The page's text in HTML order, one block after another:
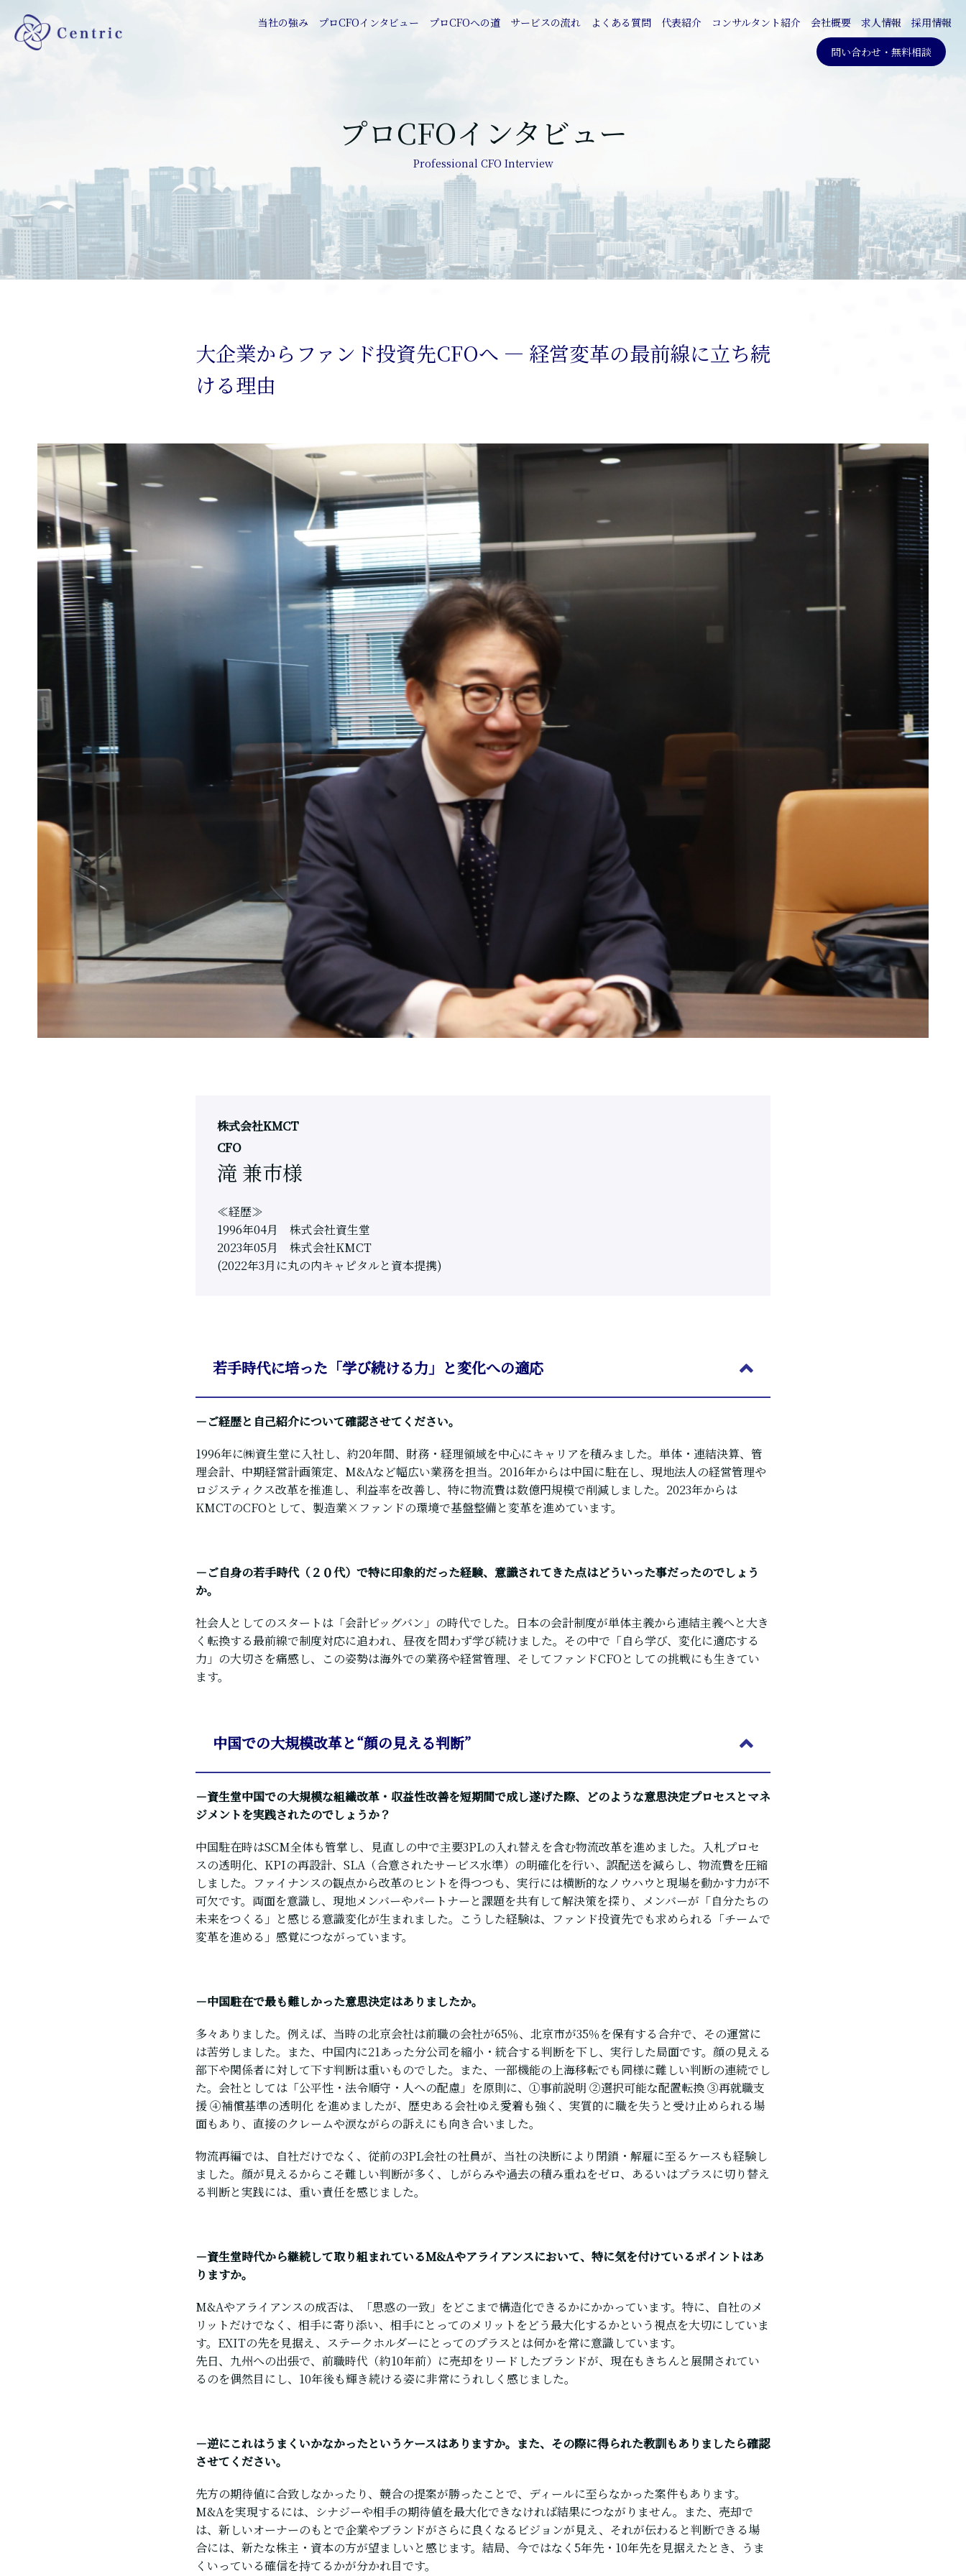
当社の強み プロCFOインタビュー プロCFOへの道 サービスの流れ よくある質問 代表紹介 コンサルタント紹介 会社概要 求人情報 採用情報
問い合わせ・無料相談
プロCFOインタビュー
Professional CFO Interview
大企業からファンド投資先CFOへ ― 経営変革の最前線に立ち続
ける理由
株式会社KMCT
CFO
滝 兼市様
≪経歴≫
1996年04月 株式会社資生堂
2023年05月 株式会社KMCT
(2022年3月に丸の内キャピタルと資本提携)
若手時代に培った「学び続ける力」と変化への適応
－ご経歴と自己紹介について確認させてください。
1996年に㈱資生堂に入社し、約20年間、財務・経理領域を中心にキャリアを積みました。単体・連結決算、管
理会計、中期経営計画策定、M&Aなど幅広い業務を担当。2016年からは中国に駐在し、現地法人の経営管理や
ロジスティクス改革を推進し、利益率を改善し、特に物流費は数億円規模で削減しました。2023年からは
KMCTのCFOとして、製造業×ファンドの環境で基盤整備と変革を進めています。
－ご自身の若手時代（２０代）で特に印象的だった経験、意識されてきた点はどういった事だったのでしょう
か。
社会人としてのスタートは「会計ビッグバン」の時代でした。日本の会計制度が単体主義から連結主義へと大き
く転換する最前線で制度対応に追われ、昼夜を問わず学び続けました。その中で「自ら学び、変化に適応する
力」の大切さを痛感し、この姿勢は海外での業務や経営管理、そしてファンドCFOとしての挑戦にも生きてい
ます。
中国での大規模改革と“顔の見える判断”
－資生堂中国での大規模な組織改革・収益性改善を短期間で成し遂げた際、どのような意思決定プロセスとマネ
ジメントを実践されたのでしょうか？
中国駐在時はSCM全体も管掌し、見直しの中で主要3PLの入れ替えを含む物流改革を進めました。入札プロセ
スの透明化、KPIの再設計、SLA（合意されたサービス水準）の明確化を行い、誤配送を減らし、物流費を圧縮
しました。ファイナンスの観点から改革のヒントを得つつも、実行には横断的なノウハウと現場を動かす力が不
可欠です。両面を意識し、現地メンバーやパートナーと課題を共有して解決策を探り、メンバーが「自分たちの
未来をつくる」と感じる意識変化が生まれました。こうした経験は、ファンド投資先でも求められる「チームで
変革を進める」感覚につながっています。
－中国駐在で最も難しかった意思決定はありましたか。
多々ありました。例えば、当時の北京会社は前職の会社が65％、北京市が35％を保有する合弁で、その運営に
は苦労しました。また、中国内に21あった分公司を縮小・統合する判断を下し、実行した局面です。顔の見える
部下や関係者に対して下す判断は重いものでした。また、一部機能の上海移転でも同様に難しい判断の連続でし
た。会社としては「公平性・法令順守・人への配慮」を原則に、①事前説明 ②選択可能な配置転換 ③再就職支
援 ④補償基準の透明化 を進めましたが、歴史ある会社ゆえ愛着も強く、実質的に職を失うと受け止められる場
面もあり、直接のクレームや涙ながらの訴えにも向き合いました。
物流再編では、自社だけでなく、従前の3PL会社の社員が、当社の決断により閉鎖・解雇に至るケースも経験し
ました。顔が見えるからこそ難しい判断が多く、しがらみや過去の積み重ねをゼロ、あるいはプラスに切り替え
る判断と実践には、重い責任を感じました。
－資生堂時代から継続して取り組まれているM&Aやアライアンスにおいて、特に気を付けているポイントはあ
りますか。
M&Aやアライアンスの成否は、「思惑の一致」をどこまで構造化できるかにかかっています。特に、自社のメ
リットだけでなく、相手に寄り添い、相手にとってのメリットをどう最大化するかという視点を大切にしていま
す。EXITの先を見据え、ステークホルダーにとってのプラスとは何かを常に意識しています。
先日、九州への出張で、前職時代（約10年前）に売却をリードしたブランドが、現在もきちんと展開されてい
るのを偶然目にし、10年後も輝き続ける姿に非常にうれしく感じました。
－逆にこれはうまくいかなかったというケースはありますか。また、その際に得られた教訓もありましたら確認
させてください。
先方の期待値に合致しなかったり、競合の提案が勝ったことで、ディールに至らなかった案件もあります。
M&Aを実現するには、シナジーや相手の期待値を最大化できなければ結果につながりません。また、売却で
は、新しいオーナーのもとで企業やブランドがさらに良くなるビジョンが見え、それが伝わると判断できる場
合には、新たな株主・資本の方が望ましいと感じます。結局、今ではなく5年先・10年先を見据えたとき、うま
くいっている確信を持てるかが分かれ目です。